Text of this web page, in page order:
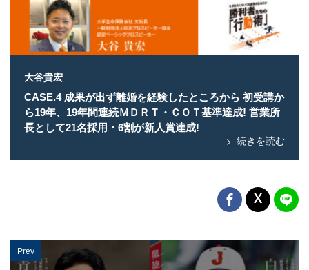
大谷貴宏
CASE.4 成果が出ず離婚を経験したところから 初受講か
ら19年、19年間連続ＭＤＲＴ・ＣＯＴ基準達成! 営業所
長として21名採用・6割が新人賞達成!
続きを読む
Prev